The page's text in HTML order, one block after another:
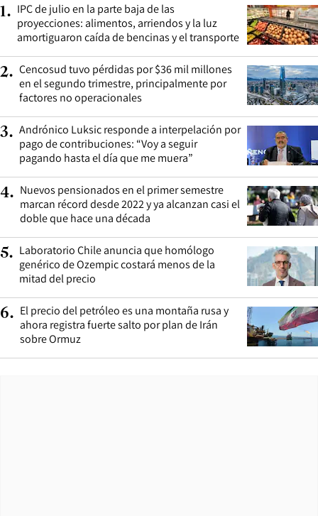
1. IPC de julio en la parte baja de las
proyecciones: alimentos, arriendos y la luz
amortiguaron caída de bencinas y el transporte
2. Cencosud tuvo pérdidas por $36 mil millones
en el segundo trimestre, principalmente por
factores no operacionales
3. Andrónico Luksic responde a interpelación por
pago de contribuciones: “Voy a seguir
pagando hasta el día que me muera”
4. Nuevos pensionados en el primer semestre
marcan récord desde 2022 y ya alcanzan casi el
doble que hace una década
5. Laboratorio Chile anuncia que homólogo
genérico de Ozempic costará menos de la
mitad del precio
6. El precio del petróleo es una montaña rusa y
ahora registra fuerte salto por plan de Irán
sobre Ormuz